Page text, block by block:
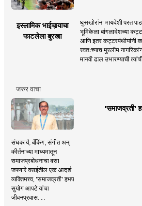
इस्लामिक भाईचार्‍याचा
फाटलेला बुरखा
घुसखोरांना मायदेशी परत
भूमिकेला बांगलादेशच्या
आणि इतर कट्टरपंथीयांनी
स्वतःच्याच मुस्लीम
मानवी ढाल उभारण्याची
जरुर वाचा
'समाजव्रती'
संघकार्य, बँकिंग, संगीत अन्
कीर्तनाच्या माध्यमातून
समाजप्रबोधनाचा वसा
जपणारे वसईतील एक आदर्श
व्यक्तिमत्त्व, 'समाजव्रती' हभप
सुयोग आपटे यांचा
जीवनप्रवास.....